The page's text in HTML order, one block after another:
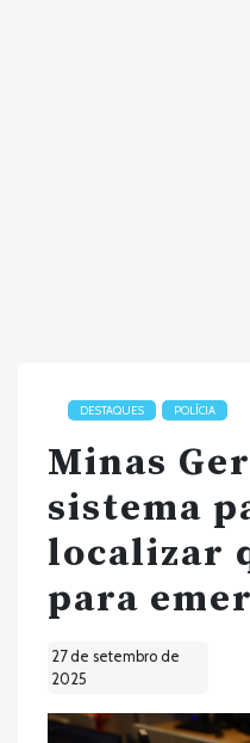
DESTAQUES POLÍCIA
Minas
sistema
localizar
para
27 de setembro de
2025